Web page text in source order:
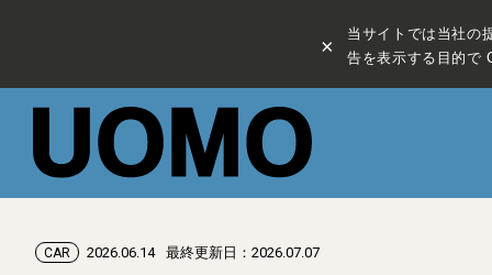
×
当サイトでは当社の
告を表示する目的で
CAR 2026.06.14 最終更新日：2026.07.07